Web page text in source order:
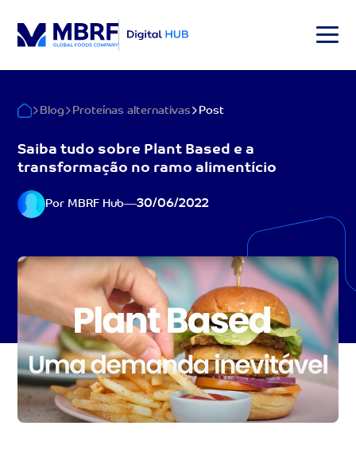
Blog Proteínas alternativas Post
Saiba tudo sobre Plant Based e a
transformação no ramo alimentício
Por MBRF Hub 30/06/2022